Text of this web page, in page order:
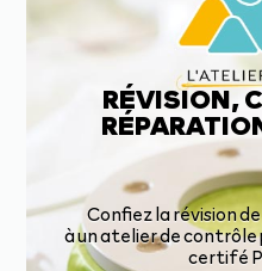
RÉVISION,
Confiez la révision
à un atelier de
certifé